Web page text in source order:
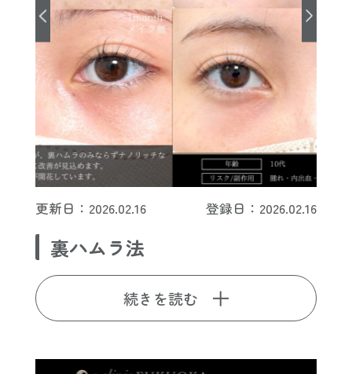
更新日：2026.02.16 登録日：2026.02.16
裏ハムラ法
続きを読む